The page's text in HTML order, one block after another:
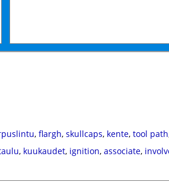
, flargh, skullcaps, kente, tool path
, kuukaudet, ignition, associate,